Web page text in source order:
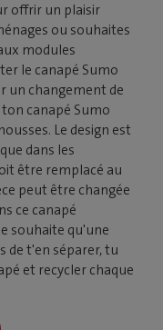
offrir un plaisir
ou souhaites
modules
le canapé Sumo
un changement de
canapé Sumo
Le design est
dans les
être remplacé au
peut être changée
ce canapé
souhaite qu'une
de t'en séparer, tu
et recycler chaque